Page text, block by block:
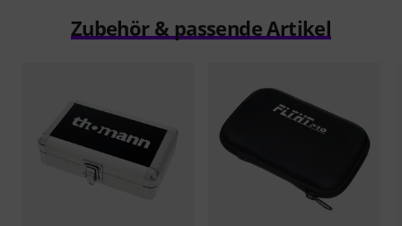
Zubehör & passende Artikel